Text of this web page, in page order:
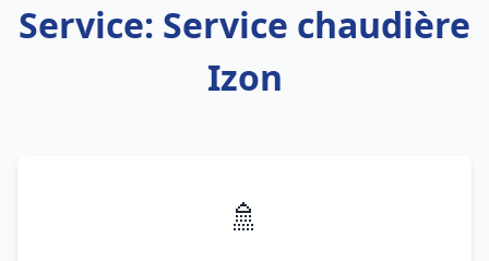
Service: Service chaudière
Izon
🚿